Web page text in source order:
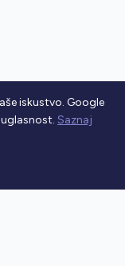
iskustvo. Google
Saznaj